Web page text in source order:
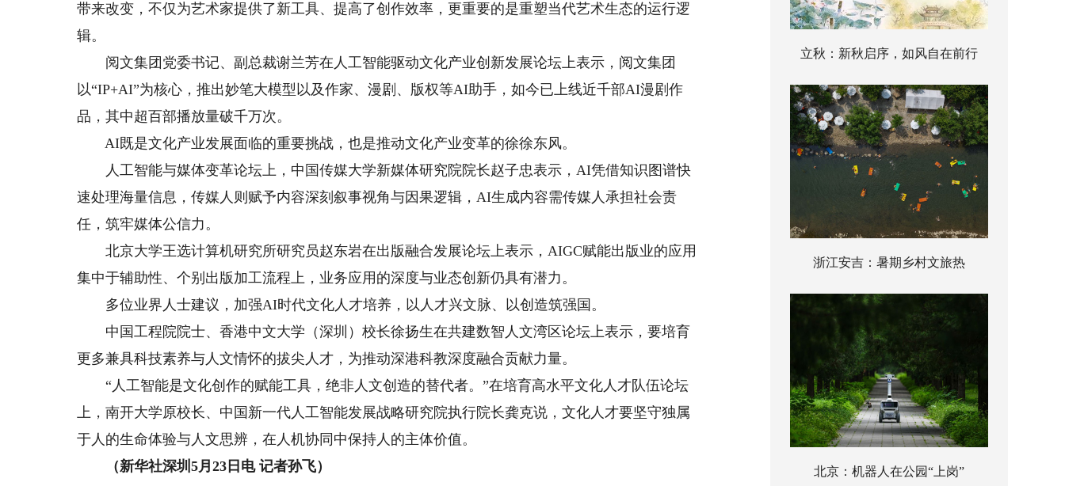
带来改变，不仅为艺术家提供了新工具、提高了创作效率，更重要的是重塑当代艺术生态的运行逻
辑。
阅文集团党委书记、副总裁谢兰芳在人工智能驱动文化产业创新发展论坛上表示，阅文集团
以“IP+AI”为核心，推出妙笔大模型以及作家、漫剧、版权等AI助手，如今已上线近千部AI漫剧作
品，其中超百部播放量破千万次。
AI既是文化产业发展面临的重要挑战，也是推动文化产业变革的徐徐东风。
人工智能与媒体变革论坛上，中国传媒大学新媒体研究院院长赵子忠表示，AI凭借知识图谱快
速处理海量信息，传媒人则赋予内容深刻叙事视角与因果逻辑，AI生成内容需传媒人承担社会责
任，筑牢媒体公信力。
北京大学王选计算机研究所研究员赵东岩在出版融合发展论坛上表示，AIGC赋能出版业的应用
集中于辅助性、个别出版加工流程上，业务应用的深度与业态创新仍具有潜力。
多位业界人士建议，加强AI时代文化人才培养，以人才兴文脉、以创造筑强国。
中国工程院院士、香港中文大学（深圳）校长徐扬生在共建数智人文湾区论坛上表示，要培育
更多兼具科技素养与人文情怀的拔尖人才，为推动深港科教深度融合贡献力量。
“人工智能是文化创作的赋能工具，绝非人文创造的替代者。”在培育高水平文化人才队伍论坛
上，南开大学原校长、中国新一代人工智能发展战略研究院执行院长龚克说，文化人才要坚守独属
于人的生命体验与人文思辨，在人机协同中保持人的主体价值。
（新华社深圳5月23日电 记者孙飞）
立秋：新秋启序，如风自在前行
浙江安吉：暑期乡村文旅热
北京：机器人在公园“上岗”